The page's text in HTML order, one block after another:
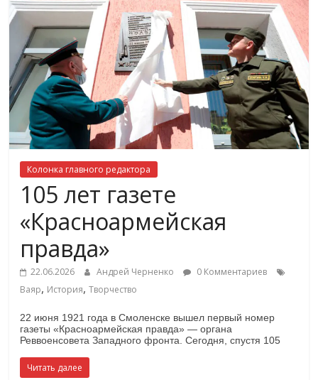
Колонка главного редактора
105 лет газете
«Красноармейская
правда»
22.06.2026 Андрей Черненко
0 Комментариев
Ваяр, История,Творчество
22 июня 1921 года в Смоленске вышел первый номер
газеты «Красноармейская правда» — органа
Реввоенсовета Западного фронта. Сегодня, спустя 105
Читать далее